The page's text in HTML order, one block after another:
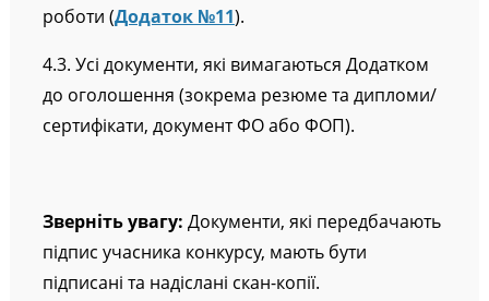
роботи (Додаток №11).
4.3. Усі документи, які вимагаються Додатком
до оголошення (зокрема резюме та дипломи/
сертифікати, документ ФО або ФОП).
Зверніть увагу: Документи, які передбачають
підпис учасника конкурсу, мають бути
підписані та надіслані скан-копії.